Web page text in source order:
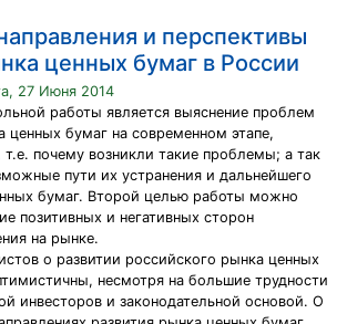
и перспективы
ценных бумаг в России
27 Июня 2014
работы является выяснение проблем
ценных бумаг на современном этапе,
т.е. почему возникли такие проблемы; а так
пути их устранения и дальнейшего
бумаг. Второй целью работы можно
позитивных и негативных сторон
на рынке.
о развитии российского рынка ценных
несмотря на большие трудности
инвесторов и законодательной основой. О